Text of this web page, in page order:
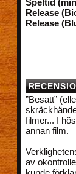
Speltid
Release
Release
”Besatt”
filmer... I
annan film.
av